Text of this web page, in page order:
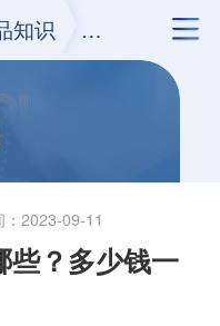
知识 正文
：2023-09-11
些？多少钱一